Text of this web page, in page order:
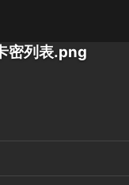
密列表.png